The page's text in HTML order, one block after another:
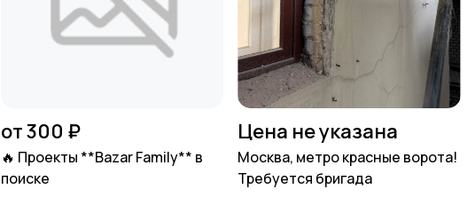
от 300 ₽
🔥 Проекты **Bazar Family** в
поиске
Цена не указана
Москва, метро красные ворота!
Требуется бригада